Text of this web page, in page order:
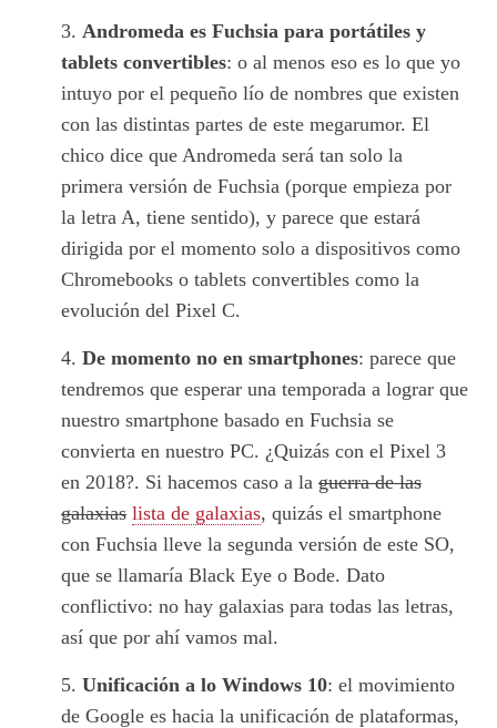
Andromeda es Fuchsia para portátiles y
tablets convertibles: o al menos eso es lo que yo
intuyo por el pequeño lío de nombres que existen
con las distintas partes de este megarumor. El
chico dice que Andromeda será tan solo la
primera versión de Fuchsia (porque empieza por
la letra A, tiene sentido), y parece que estará
dirigida por el momento solo a dispositivos como
Chromebooks o tablets convertibles como la
evolución del Pixel C.
De momento no en smartphones: parece que
tendremos que esperar una temporada a lograr que
nuestro smartphone basado en Fuchsia se
convierta en nuestro PC. ¿Quizás con el Pixel 3
en 2018?. Si hacemos caso a la guerra de las
galaxias lista de galaxias, quizás el smartphone
con Fuchsia lleve la segunda versión de este SO,
que se llamaría Black Eye o Bode. Dato
conflictivo: no hay galaxias para todas las letras,
así que por ahí vamos mal.
Unificación a lo Windows 10: el movimiento
de Google es hacia la unificación de plataformas,